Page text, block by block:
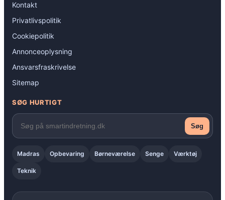
Kontakt
Privatlivspolitik
Cookiepolitik
Annonceoplysning
Ansvarsfraskrivelse
Sitemap
SØG HURTIGT
Søg
Madras Opbevaring Børneværelse Senge Værktøj
Teknik